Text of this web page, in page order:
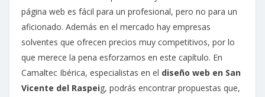
página web es fácil para un profesional, pero no para un
aficionado. Además en el mercado hay empresas
solventes que ofrecen precios muy competitivos, por lo
que merece la pena esforzarnos en este capítulo. En
Camaltec Ibérica, especialistas en el diseño web en San
Vicente del Raspeig, podrás encontrar propuestas que,